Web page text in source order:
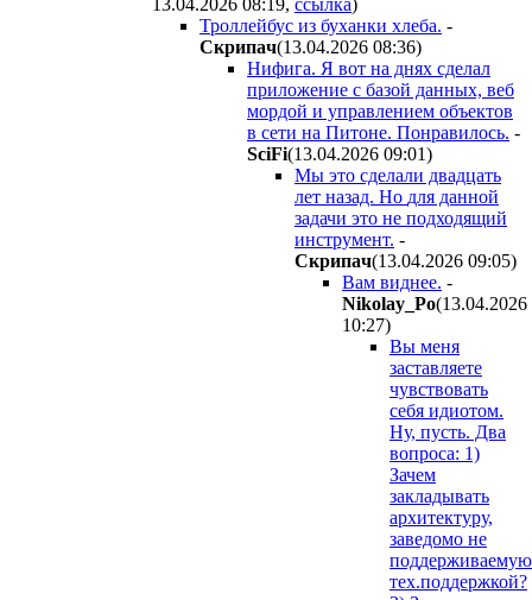
Троллейбус из буханки хлеба. -
Cкpипaч(13.04.2026 08:36)
Нифига. Я вот на днях сделал
приложение с базой данных, веб
мордой и управлением объектов
в сети на Питоне. Понравилось. -
SciFi(13.04.2026 09:01)
Мы это сделали двадцать
лет назад. Но для данной
задачи это не подходящий
инструмент. -
Cкpипaч(13.04.2026 09:05)
Вам виднее. -
Nikolay_Po(13.04.2026
10:27)
Вы меня
заставляете
чувствовать
себя идиотом.
Ну, пусть. Два
вопроса: 1)
Зачем
закладывать
архитектуру,
заведомо не
поддерживаемую
тех.поддержкой?